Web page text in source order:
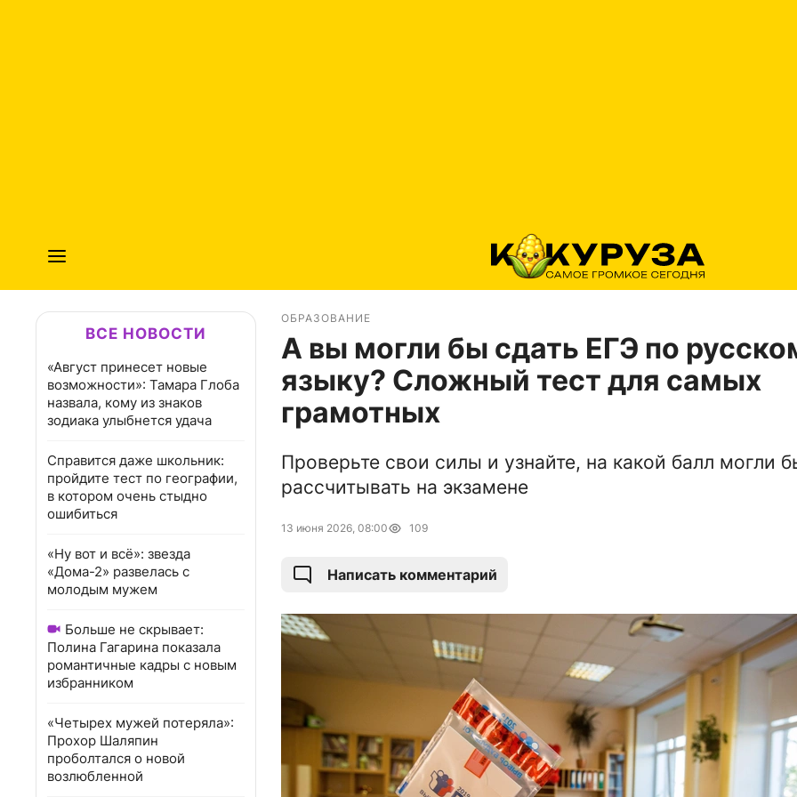
ВСЕ НОВОСТИ
«Август принесет новые
возможности»: Тамара Глоба
назвала, кому из знаков
зодиака улыбнется удача
Справится даже школьник:
пройдите тест по географии,
в котором очень стыдно
ошибиться
«Ну вот и всё»: звезда
«Дома-2» развелась с
молодым мужем
Больше не скрывает:
Полина Гагарина показала
романтичные кадры с новым
избранником
«Четырех мужей потеряла»:
Прохор Шаляпин
проболтался о новой
возлюбленной
ОБРАЗОВАНИЕ
А вы могли бы сдать ЕГЭ по
языку? Сложный тест для самых
грамотных
Проверьте свои силы и узнайте, на какой балл могли
рассчитывать на экзамене
13 июня 2026, 08:00 109
Написать комментарий